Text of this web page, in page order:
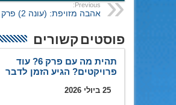
Previous:
אהבה מזויפת: (עונה 2) פרק 10
פוסטים קשורים
תהית מה עם פרק 6? עוד
פרויקטים? הגיע הזמן לדבר
25 ביולי 2026